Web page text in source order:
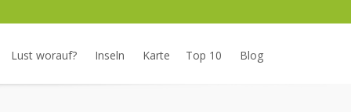
Lust worauf? Inseln Karte Top 10 Blog